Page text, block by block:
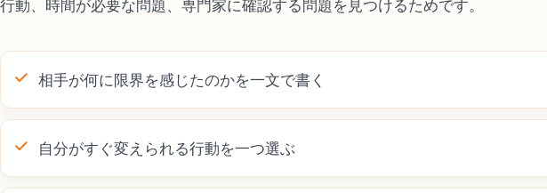
行動、時間が必要な問題、専門家に確認する問題を見つけるためです。
相手が何に限界を感じたのかを一文で書く
自分がすぐ変えられる行動を一つ選ぶ